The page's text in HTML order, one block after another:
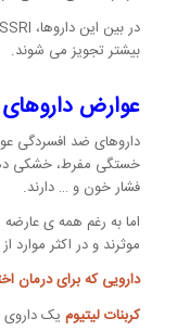
بیشتر تجویز می شوند.
عوارض
داروهای ضد افسردگی
خستگی مفرط، خشکی
فشار خون و … دارند.
اما به رغم همه ی
موثرند و در اکثر
دارویی که برای درمان
کربنات لیتیومیک داروی